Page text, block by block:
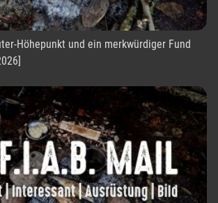
Höhepunkt und ein merkwürdiger Fund